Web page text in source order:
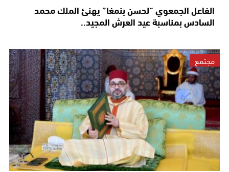
الفاعل الجمعوي “لحسن بنمغا” يهنئ الملك محمد
السادس بمناسبة عيد العرش المجيد..
مجتمع